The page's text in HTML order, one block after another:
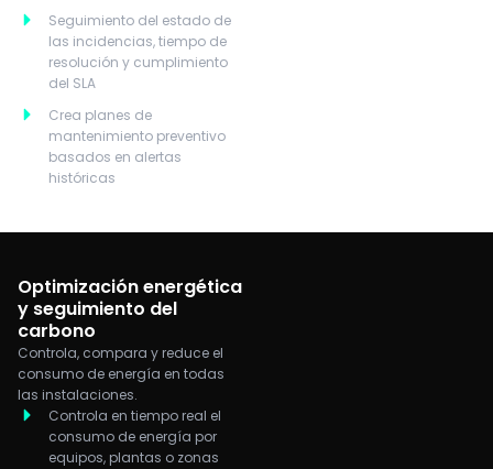
Seguimiento del estado de
las incidencias, tiempo de
resolución y cumplimiento
del SLA
Crea planes de
mantenimiento preventivo
basados en alertas
históricas
Optimización energética
y seguimiento del
carbono
Controla, compara y reduce el
consumo de energía en todas
las instalaciones.
Controla en tiempo real el
consumo de energía por
equipos, plantas o zonas